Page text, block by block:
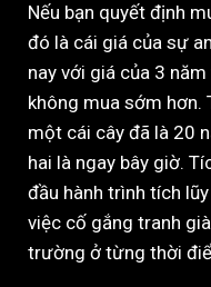
Nếu bạn quyết định
đó là cái giá của sự
nay với giá của 3
không mua sớm
một cái cây đã là 20
hai là ngay bây giờ.
đầu hành trình tích
việc cố gắng tranh
trường ở từng thời